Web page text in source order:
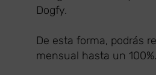
Dogfy.
De esta forma, podrás
mensual hasta un 100%.